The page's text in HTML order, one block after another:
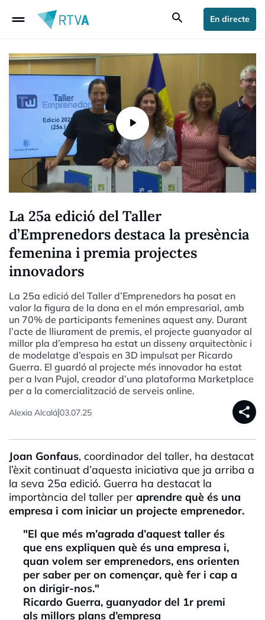
drag_handle search En directe
La 25a edició del Taller
d’Emprenedors destaca la presència
femenina i premia projectes
innovadors
La 25a edició del Taller d’Emprenedors ha posat en
valor la figura de la dona en el món empresarial, amb
un 70% de participants femenines aquest any. Durant
l’acte de lliurament de premis, el projecte guanyador al
millor pla d’empresa ha estat un disseny arquitectònic i
de modelatge d’espais en 3D impulsat per Ricardo
Guerra. El guardó al projecte més innovador ha estat
per a Ivan Pujol, creador d’una plataforma Marketplace
per a la comercialització de serveis online.
Alexia Alcalá|03.07.25 share
Joan Gonfaus, coordinador del taller, ha destacat
l’èxit continuat d’aquesta iniciativa que ja arriba a
la seva 25a edició. Guerra ha destacat la
importància del taller per aprendre què és una
empresa i com iniciar un projecte emprenedor.
"El que més m’agrada d’aquest taller és
que ens expliquen què és una empresa i,
quan volem ser emprenedors, ens orienten
per saber per on començar, què fer i cap a
on dirigir-nos."
Ricardo Guerra, guanyador del 1r premi
als millors plans d’empresa